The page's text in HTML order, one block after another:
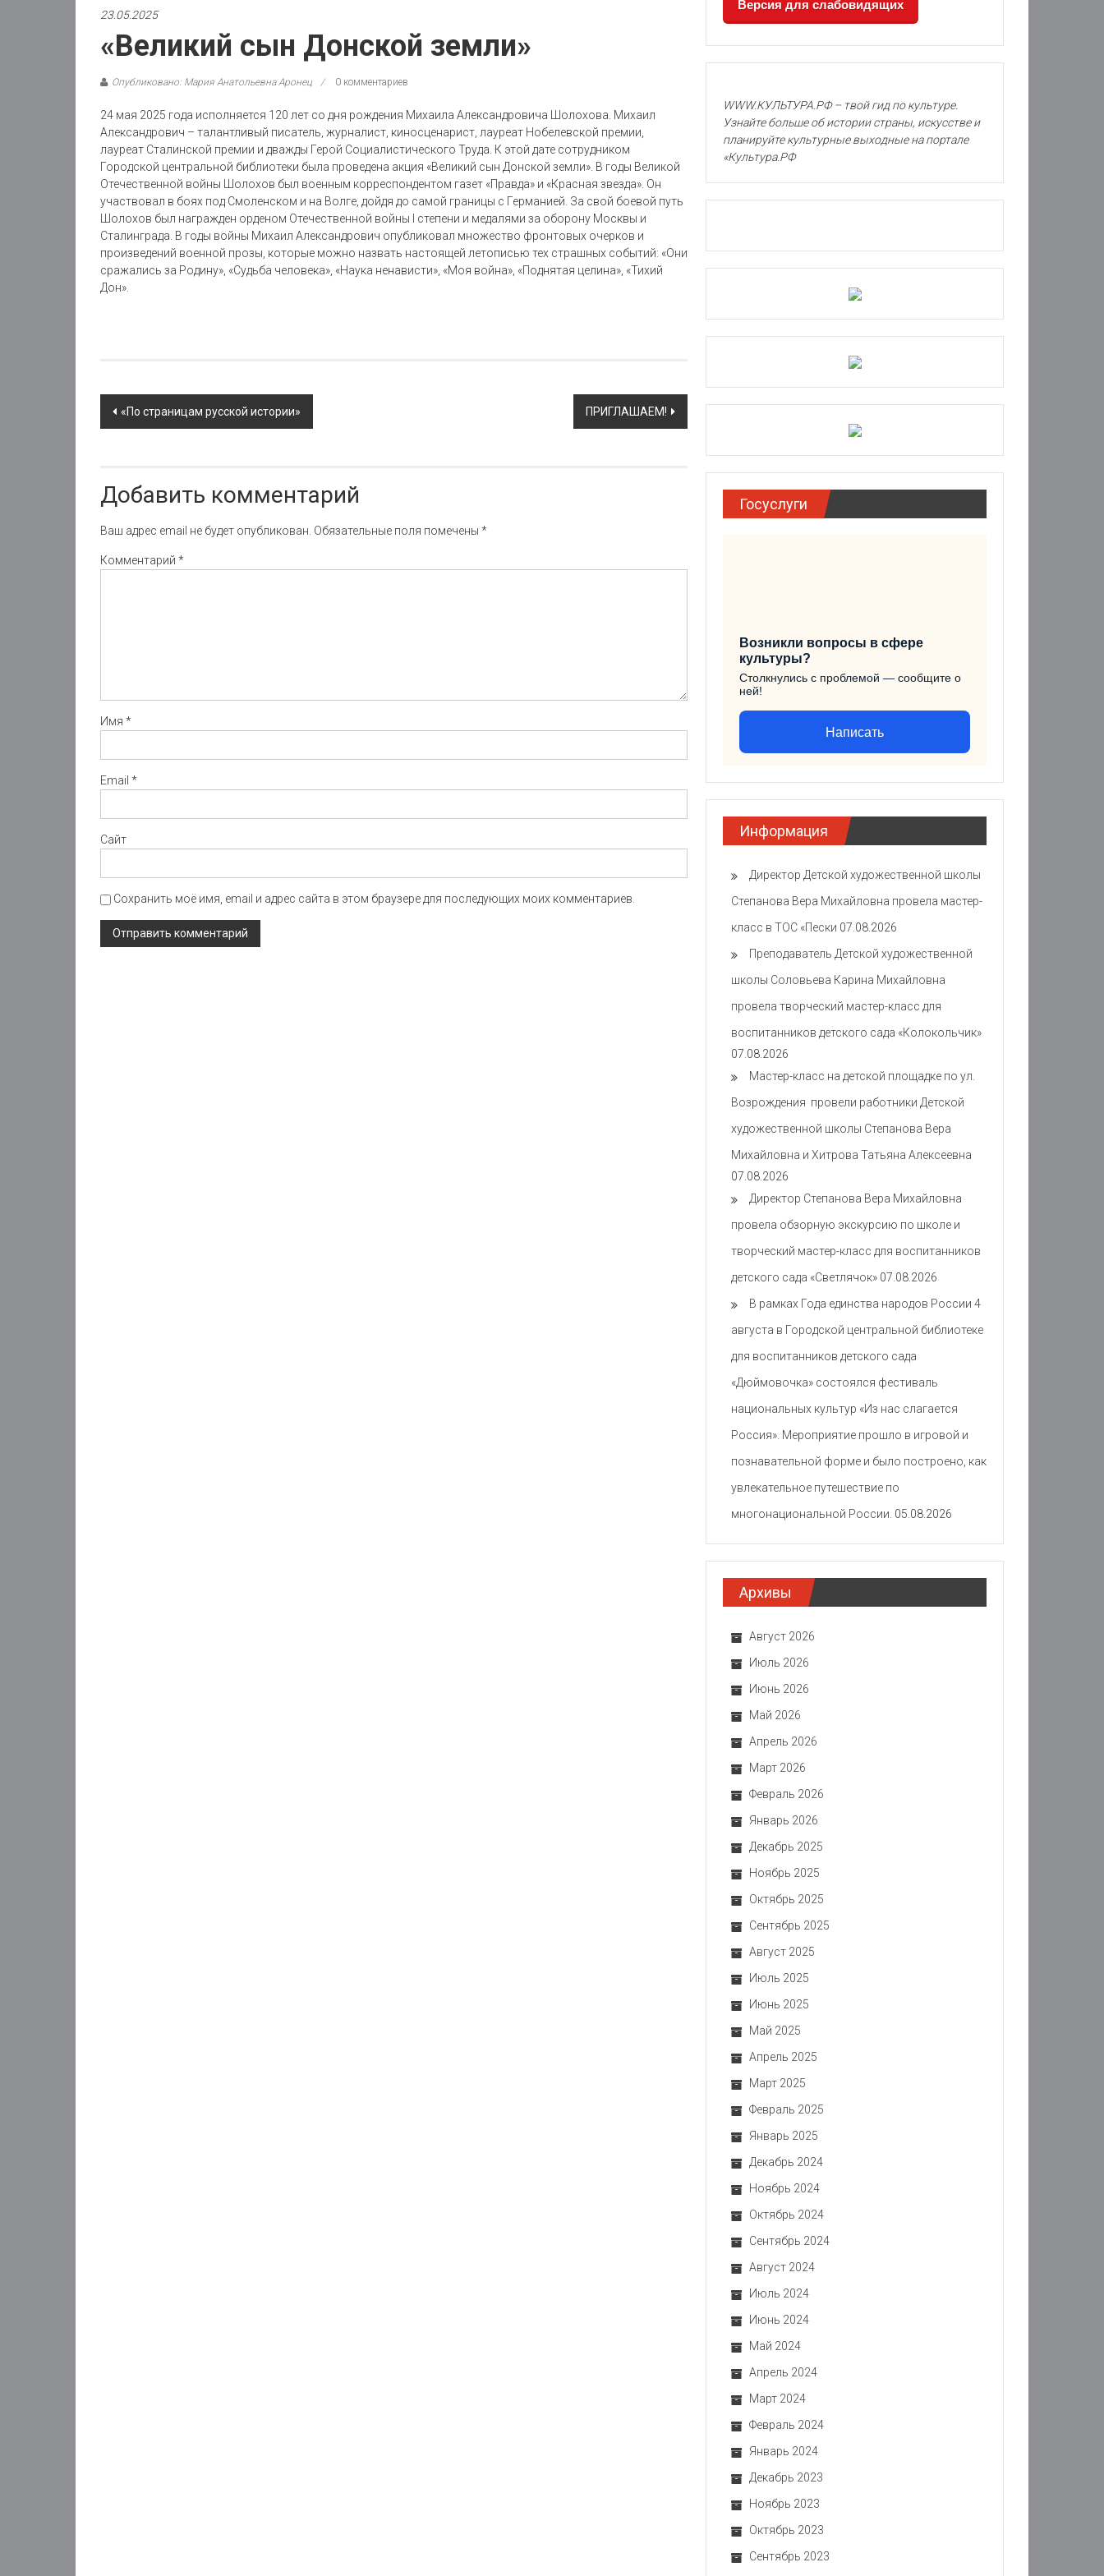
23.05.2025
«Великий сын Донской земли»
Опубликовано: Мария Анатольевна Аронец 0 комментариев
24 мая 2025 года исполняется 120 лет со дня рождения Михаила Александровича Шолохова. Михаил
Александрович – талантливый писатель, журналист, киносценарист, лауреат Нобелевской премии,
лауреат Сталинской премии и дважды Герой Социалистического Труда. К этой дате сотрудником
Городской центральной библиотеки была проведена акция «Великий сын Донской земли». В годы Великой
Отечественной войны Шолохов был военным корреспондентом газет «Правда» и «Красная звезда». Он
участвовал в боях под Смоленском и на Волге, дойдя до самой границы с Германией. За свой боевой путь
Шолохов был награжден орденом Отечественной войны I степени и медалями за оборону Москвы и
Сталинграда. В годы войны Михаил Александрович опубликовал множество фронтовых очерков и
произведений военной прозы, которые можно назвать настоящей летописью тех страшных событий: «Они
сражались за Родину», «Судьба человека», «Наука ненависти», «Моя война», «Поднятая целина», «Тихий
Дон».
Post
navigation
«По страницам русской истории» ПРИГЛАШАЕМ!
Добавить комментарий
Ваш адрес email не будет опубликован. Обязательные поля помечены *
Комментарий *
Имя *
Email *
Сайт
Сохранить моё имя, email и адрес сайта в этом браузере для последующих моих комментариев.
Версия для слабовидящих
WWW.КУЛЬТУРА.РФ – твой гид по культуре.
Узнайте больше об истории страны, искусстве и
планируйте культурные выходные на портале
«Культура.РФ
Госуслуги
Возникли вопросы в сфере
культуры?
Столкнулись с проблемой — сообщите о
ней!
Написать
Информация
Директор Детской художественной школы
Степанова Вера Михайловна провела мастер-
класс в ТОС «Пески 07.08.2026
Преподаватель Детской художественной
школы Соловьева Карина Михайловна
провела творческий мастер-класс для
воспитанников детского сада «Колокольчик»
07.08.2026
Мастер-класс на детской площадке по ул.
Возрождения провели работники Детской
художественной школы Степанова Вера
Михайловна и Хитрова Татьяна Алексеевна
07.08.2026
Директор Степанова Вера Михайловна
провела обзорную экскурсию по школе и
творческий мастер-класс для воспитанников
детского сада «Светлячок» 07.08.2026
В рамках Года единства народов России 4
августа в Городской центральной библиотеке
для воспитанников детского сада
«Дюймовочка» состоялся фестиваль
национальных культур «Из нас слагается
Россия». Мероприятие прошло в игровой и
познавательной форме и было построено, как
увлекательное путешествие по
многонациональной России. 05.08.2026
Архивы
Август 2026
Июль 2026
Июнь 2026
Май 2026
Апрель 2026
Март 2026
Февраль 2026
Январь 2026
Декабрь 2025
Ноябрь 2025
Октябрь 2025
Сентябрь 2025
Август 2025
Июль 2025
Июнь 2025
Май 2025
Апрель 2025
Март 2025
Февраль 2025
Январь 2025
Декабрь 2024
Ноябрь 2024
Октябрь 2024
Сентябрь 2024
Август 2024
Июль 2024
Июнь 2024
Май 2024
Апрель 2024
Март 2024
Февраль 2024
Январь 2024
Декабрь 2023
Ноябрь 2023
Октябрь 2023
Сентябрь 2023